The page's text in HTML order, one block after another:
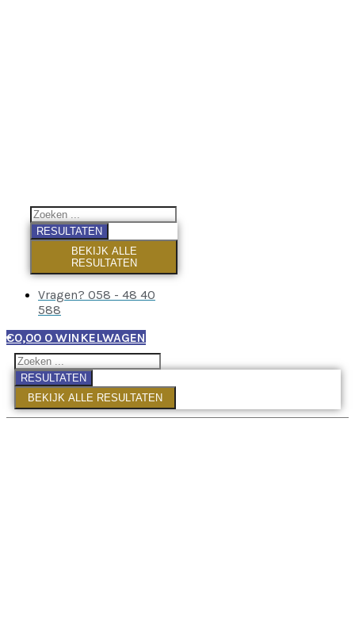
RESULTATEN
BEKIJK ALLE
RESULTATEN
Vragen? 058 - 48 40
588
€0,00 0 WINKELWAGEN
RESULTATEN
BEKIJK ALLE RESULTATEN